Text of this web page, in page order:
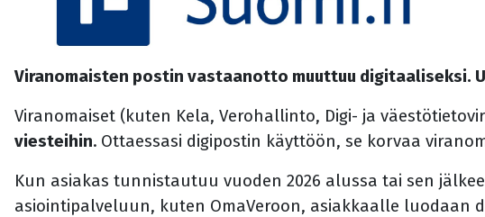
Viranomaisten postin vastaanotto muuttuu digitaaliseksi.
Viranomaiset (kuten Kela, Verohallinto, Digi- ja
viesteihin. Ottaessasi digipostin käyttöön, se korvaa
Kun asiakas tunnistautuu vuoden 2026 alussa tai sen
asiointipalveluun, kuten OmaVeroon, asiakkaalle luodaan